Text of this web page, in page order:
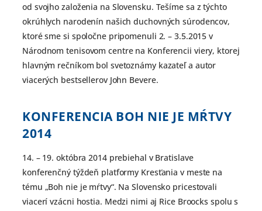
od svojho založenia na Slovensku. Tešíme sa z týchto
okrúhlych narodenín našich duchovných súrodencov,
ktoré sme si spoločne pripomenuli 2. – 3.5.2015 v
Národnom tenisovom centre na Konferencii viery, ktorej
hlavným rečníkom bol svetoznámy kazateľ a autor
viacerých bestsellerov John Bevere.
KONFERENCIA BOH NIE JE MŔTVY
2014
14. – 19. októbra 2014 prebiehal v Bratislave
konferenčný týždeň platformy Kresťania v meste na
tému „Boh nie je mŕtvy“. Na Slovensko pricestovali
viacerí vzácni hostia. Medzi nimi aj Rice Broocks spolu s